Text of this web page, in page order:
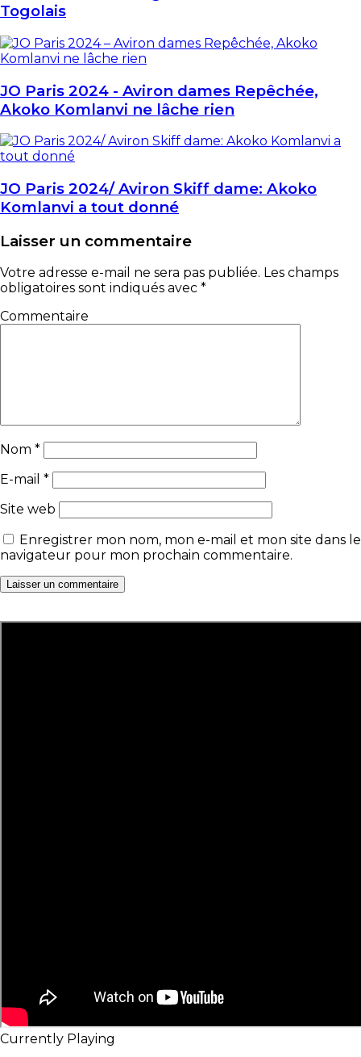
Togolais
JO Paris 2024 - Aviron dames Repêchée,
Akoko Komlanvi ne lâche rien
JO Paris 2024/ Aviron Skiff dame: Akoko
Komlanvi a tout donné
Laisser un commentaire
Votre adresse e-mail ne sera pas publiée. Les champs
obligatoires sont indiqués avec *
Commentaire
Nom *
E-mail *
Site web
Enregistrer mon nom, mon e-mail et mon site dans le
navigateur pour mon prochain commentaire.
Currently Playing